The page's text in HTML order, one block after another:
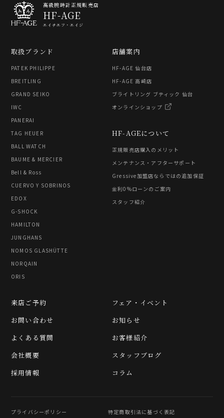
高級腕時計正規販売店
HF-AGE
エイチエフ・エイジ
取扱ブランド
PATEK PHILIPPE
BREITLING
GRAND SEIKO
IWC
PANERAI
TAG HEUER
BALL WATCH
BAUME & MERCIER
Bell & Ross
CUERVO Y SOBRINOS
EDOX
G-SHOCK
HAMILTON
JUNGHANS
NOMOS GLASHÜTTE
NORQAIN
ORIS
HF-AGEについて
正規販売店購入のメリット
メンテナンス・アフターサポート
Gressive加盟店ならではの追加保証
金利0%ローンのご案内
スタッフ紹介
店舗案内
HF-AGE 仙台店
HF-AGE 高崎店
ブライトリング ブティック 仙台
オンラインショップ
フェア・イベント
お知らせ
お客様紹介
スタッフブログ
コラム
来店ご予約
お問い合わせ
よくある質問
会社概要
採用情報
プライバシーポリシー 特定商取引法に基づく表記